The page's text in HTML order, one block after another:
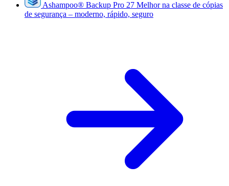
Ashampoo® Backup Pro 27 Melhor na classe de cópias
de segurança – moderno, rápido, seguro